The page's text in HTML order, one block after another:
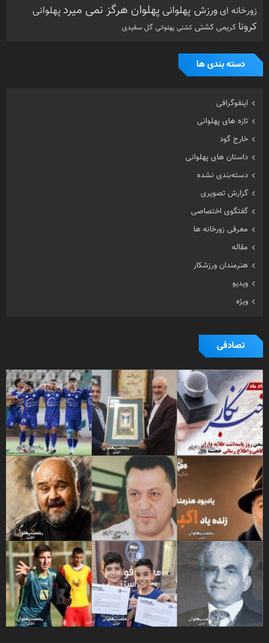
زورخانه ای ورزش پهلوانی پهلوان هرگز نمی میرد پهلوانی
کرونا کریمی کشتی کشتی پهلوانی گل سفیدی
دسته بندی ها
اینفوگرافی
تازه های پهلوانی
خارج گود
داستان های پهلوانی
دسته‌بندی نشده
گزارش تصویری
گفتگوی اختصاصی
معرفی زورخانه ها
مقاله
هنرمندان ورزشکار
ویدیو
ویژه
تصادفی